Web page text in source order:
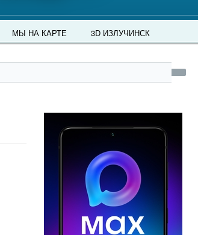
МЫ НА КАРТЕ 3D ИЗЛУЧИНСК